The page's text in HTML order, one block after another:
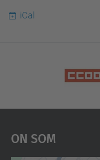
iCal
On Som